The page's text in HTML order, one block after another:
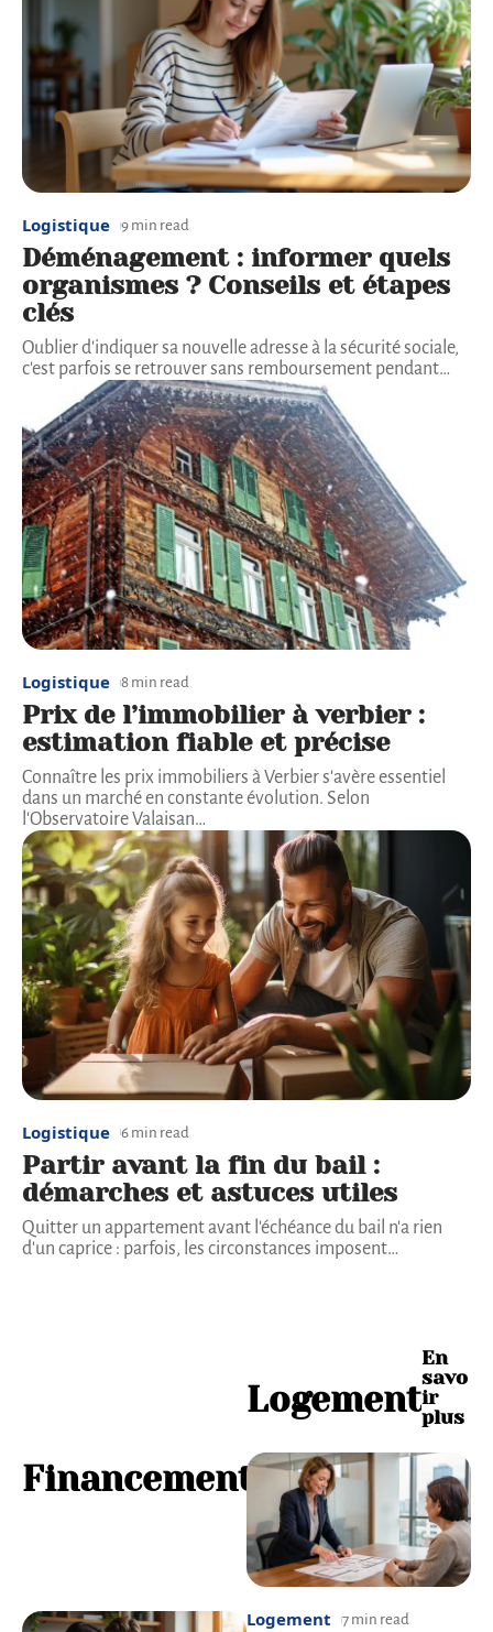
Logistique 9 min read
Déménagement : informer quels
organismes ? Conseils et étapes
clés
Oublier d'indiquer sa nouvelle adresse à la sécurité sociale,
c'est parfois se retrouver sans remboursement pendant…
Logistique 8 min read
Prix de l’immobilier à verbier :
estimation fiable et précise
Connaître les prix immobiliers à Verbier s'avère essentiel
dans un marché en constante évolution. Selon
l'Observatoire Valaisan…
Logistique 6 min read
Partir avant la fin du bail :
démarches et astuces utiles
Quitter un appartement avant l'échéance du bail n'a rien
d'un caprice : parfois, les circonstances imposent…
Financement
a
o
p
l
u
s
Logement
En
savo
ir
plus
Logement 7 min read